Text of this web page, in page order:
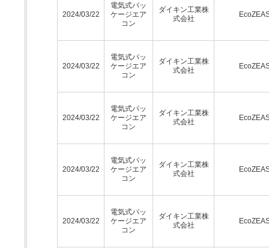
2024/03/22
電気式パッ
ケージエア
コン
ダイキン工業株
式会社
2024/03/22
電気式パッ
ケージエア
コン
ダイキン工業株
式会社
2024/03/22
電気式パッ
ケージエア
コン
ダイキン工業株
式会社
2024/03/22
電気式パッ
ケージエア
コン
ダイキン工業株
式会社
2024/03/22
電気式パッ
ケージエア
コン
ダイキン工業株
式会社